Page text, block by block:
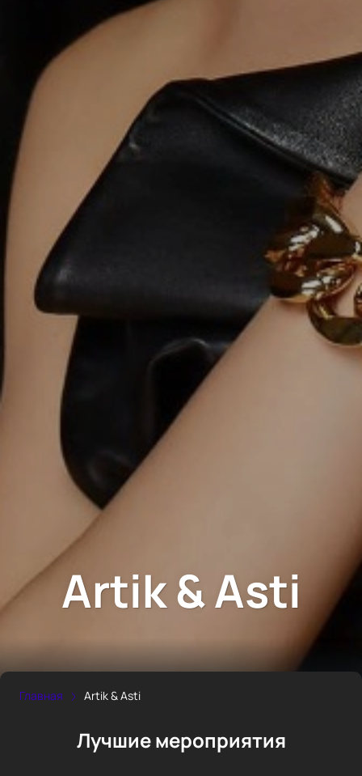
Artik & Asti
Главная Artik & Asti
Лучшие мероприятия